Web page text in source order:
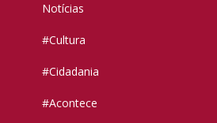
Notícias
#Cultura
#Cidadania
#Acontece